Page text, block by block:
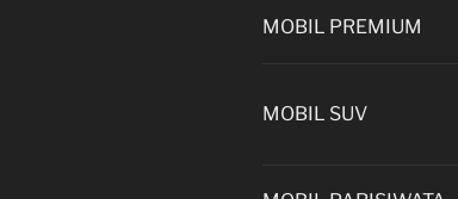
MOBIL PREMIUM
MOBIL SUV